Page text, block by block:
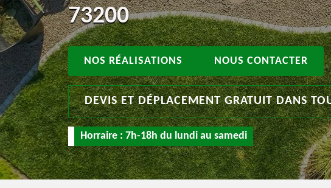
73200
NOS RÉALISATIONS NOUS CONTACTER
DEVIS ET DÉPLACEMENT GRATUIT DANS
Horraire : 7h-18h du lundi au samedi